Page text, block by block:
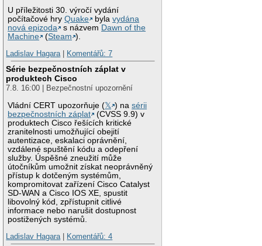
U příležitosti 30. výročí vydání
počítačové hryQuake bylavydána
nová epizoda
s názvem Dawn of the
Machine
(Steam ).
Ladislav Hagara| Komentářů: 7
Série bezpečnostních záplat v
produktech Cisco
7.8. 16:00 | Bezpečnostní upozornění
Vládní CERT upozorňuje (𝕏 ) nasérii
bezpečnostních záplat
(CVSS 9.9) v
produktech Cisco řešících kritické
zranitelnosti umožňující obejití
autentizace, eskalaci oprávnění,
vzdálené spuštění kódu a odepření
služby. Úspěšné zneužití může
útočníkům umožnit získat neoprávněný
přístup k dotčeným systémům,
kompromitovat zařízení Cisco Catalyst
SD-WAN a Cisco IOS XE, spustit
libovolný kód, zpřístupnit citlivé
informace nebo narušit dostupnost
postižených systémů.
Ladislav Hagara| Komentářů: 4